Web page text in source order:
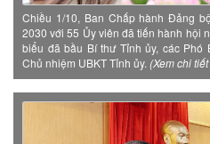
Chiều 1/10, Ban Chấp hành Đảng
2030 với 55 Ủy viên đã tiến hành hội
biểu đã bầu Bí thư Tỉnh ủy, các Phó
Chủ nhiệm UBKT Tỉnh ủy. (Xem chi tiết